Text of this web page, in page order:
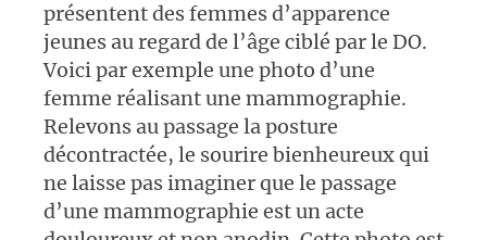
présentent des femmes d’apparence
jeunes au regard de l’âge ciblé par le DO.
Voici par exemple une photo d’une
femme réalisant une mammographie.
Relevons au passage la posture
décontractée, le sourire bienheureux qui
ne laisse pas imaginer que le passage
d’une mammographie est un acte